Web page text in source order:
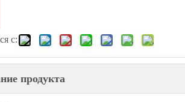
с:
продукта